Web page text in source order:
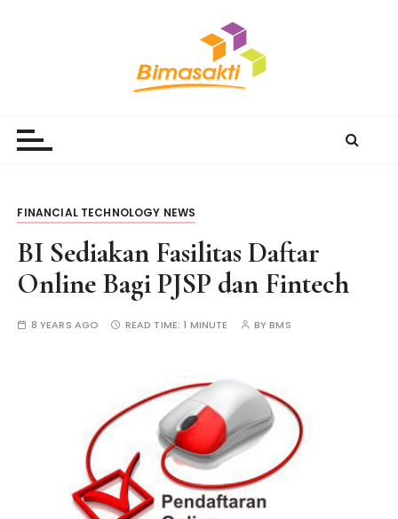
FINANCIAL TECHNOLOGY NEWS
BI Sediakan Fasilitas Daftar
Online Bagi PJSP dan Fintech
8 YEARS AGO READ TIME:1 MINUTE BYBMS